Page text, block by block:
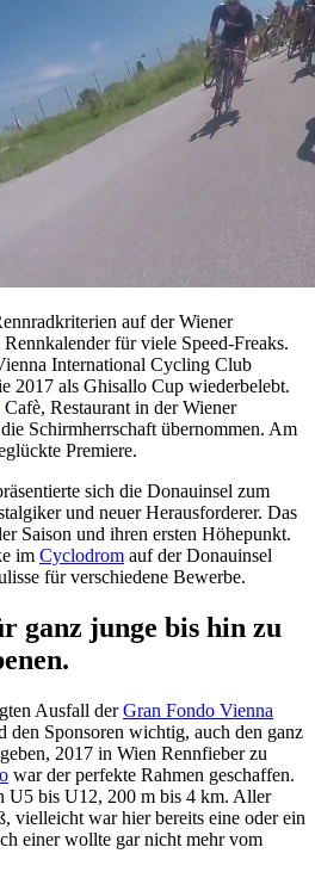
auf der Wiener
für viele Speed-Freaks.
International Cycling Club
2017 als Ghisallo Cup wiederbelebt.
Cafè, Restaurant in der Wiener
Schirmherrschaft übernommen. Am
Premiere.
sich die Donauinsel zum
und neuer Herausforderer. Das
Saison und ihren ersten Höhepunkt.
im Cyclodrom auf der Donauinsel
für verschiedene Bewerbe.
ganz junge bis hin zu
Ausfall derGran Fondo Vienna
den Sponsoren wichtig, auch den ganz
2017 in Wien Rennfieber zu
war der perfekte Rahmen geschaffen.
U5 bis U12, 200 m bis 4 km. Aller
vielleicht war hier bereits eine oder ein
einer wollte gar nicht mehr vom